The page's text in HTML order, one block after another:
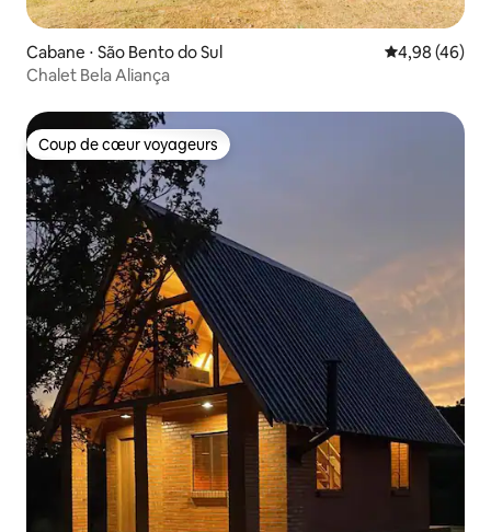
Cabane ⋅ São Bento do Sul Évaluation
4,98 (46)
Chalet Bela Aliança
Coup de cœur voyageurs
Coup de cœur voyageurs